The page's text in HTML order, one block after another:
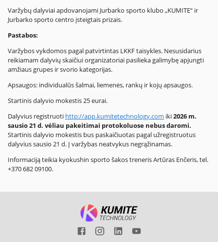
Varžybų dalyviai apdovanojami Jurbarko sporto klubo „KUMITE“ ir
Jurbarko sporto centro įsteigtais prizais.
Pastabos:
Varžybos vykdomos pagal patvirtintas LKKF taisykles. Nesusidarius
reikiamam dalyvių skaičiui organizatoriai pasilieka galimybę apjungti
amžiaus grupes ir svorio kategorijas.
Apsaugos: individualūs šalmai, liemenės, rankų ir kojų apsaugos.
Startinis dalyvio mokestis 25 eurai.
Dalyvius registruoti http://app.kumitetechnology.com iki2026 m.
sausio 21 d. vėliau pakeitimai protokoluose nebus daromi.
Startinis dalyvio mokestis bus paskaičiuotas pagal užregistruotus
dalyvius sausio 21 d. Į varžybas neatvykus negrąžinamas.
Informaciją teikia kyokushin sporto šakos treneris Artūras Enčeris, tel.
+370 682 09100.